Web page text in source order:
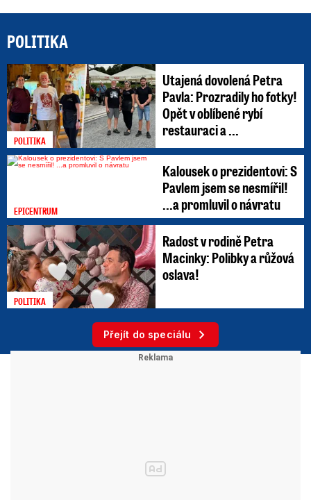
POLITIKA
POLITIKA
Utajená dovolená Petra
Pavla: Prozradily ho fotky!
Opět v oblíbené rybí
restauraci a ...
EPICENTRUM
Kalousek o prezidentovi: S
Pavlem jsem se nesmířil!
...a promluvil o návratu
POLITIKA
Radost v rodině Petra
Macinky: Polibky a růžová
oslava!
Přejít do speciálu